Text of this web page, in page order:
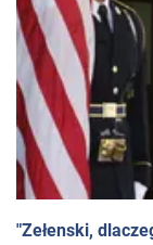
"Zełenski,